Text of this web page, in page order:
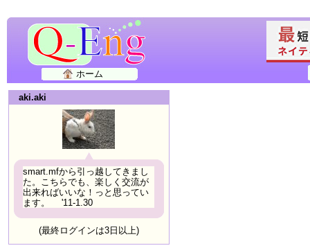
ホーム
aki.aki
smart.mfから引っ越してきまし
た。こちらでも、楽しく交流が
出来ればいいな！っと思ってい
ます。 '11-1.30
(最終ログインは3日以上)